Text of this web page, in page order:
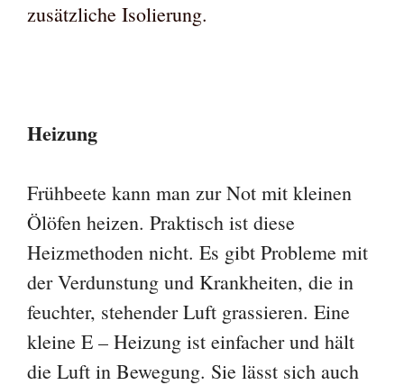
zusätzliche Isolierung.
Heizung
Frühbeete kann man zur Not mit kleinen
Ölöfen heizen. Praktisch ist diese
Heizmethoden nicht. Es gibt Probleme mit
der Verdunstung und Krankheiten, die in
feuchter, stehender Luft grassieren. Eine
kleine E – Heizung ist einfacher und hält
die Luft in Bewegung. Sie lässt sich auch